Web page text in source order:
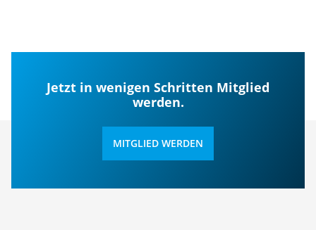
Jetzt in wenigen Schritten Mitglied
werden.
MITGLIED WERDEN